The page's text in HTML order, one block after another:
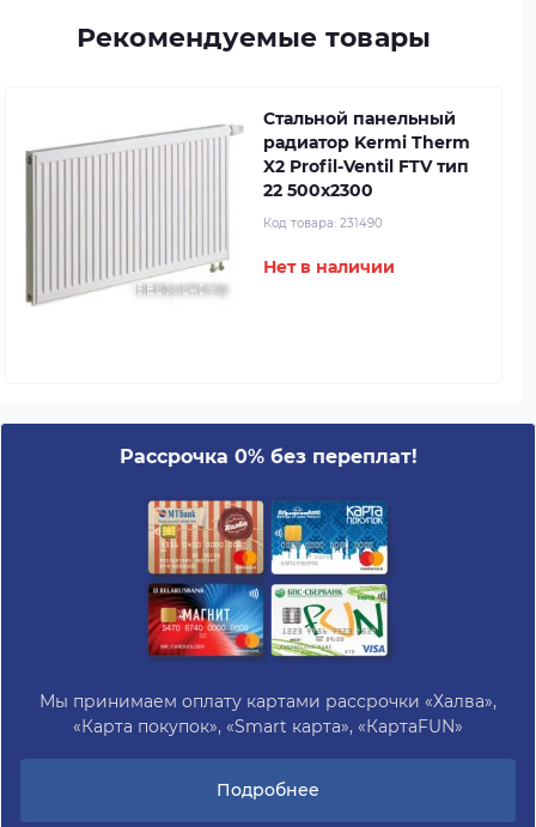
Рекомендуемые товары
Стальной панельный
радиатор Kermi Therm
X2 Profil-Ventil FTV тип
22 500x2300
Код товара: 231490
Нет в наличии
Рассрочка 0% без переплат!
Мы принимаем оплату картами рассрочки «Халва»,
«Карта покупок», «Smart карта», «КартаFUN»
Подробнее